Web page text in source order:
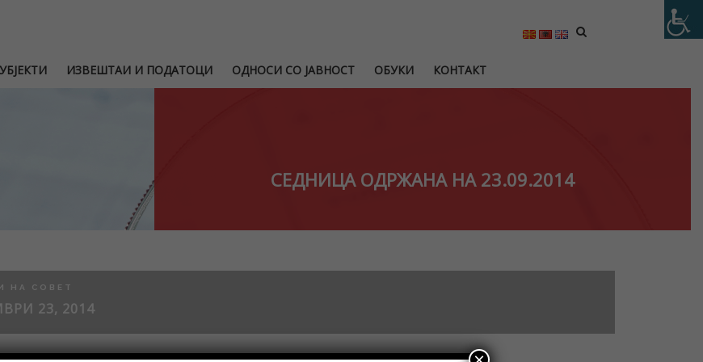
ИЗВЕШТАИ И ПОДАТОЦИ ОДНОСИ СО ЈАВНОСТ ОБУКИ КОНТАКТ
СЕДНИЦА ОДРЖАНА НА 23.09.2014
НА СОВЕТ
23, 2014
за начинот и постапката за спроведување на стручен испит за актуар,